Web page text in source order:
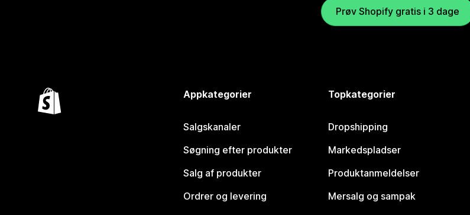
Prøv Shopify gratis i 3 dage
Appkategorier
Salgskanaler
Søgning efter produkter
Salg af produkter
Ordrer og levering
Topkategorier
Dropshipping
Markedspladser
Produktanmeldelser
Mersalg og sampak